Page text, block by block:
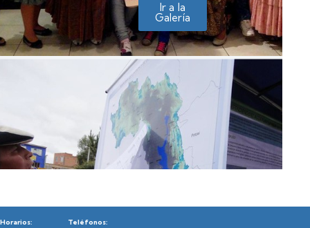
Ir a la
Galería
Horarios: Teléfonos: